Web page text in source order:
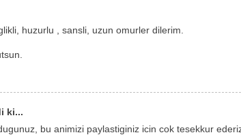
huzurlu , sansli, uzun omurler dilerim.
ki...
bu animizi paylastiginiz icin cok tesekkur